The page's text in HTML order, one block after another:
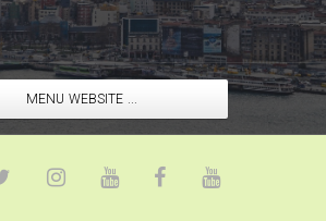
MENU WEBSITE ...